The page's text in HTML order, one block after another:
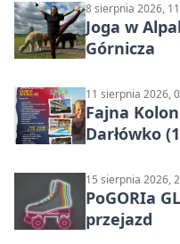
8 sierpnia 2026,
Joga w
Górnicza
11 sierpnia 2026,
Fajna
Darłówko
15 sierpnia 2026,
PoGORIa
przejazd